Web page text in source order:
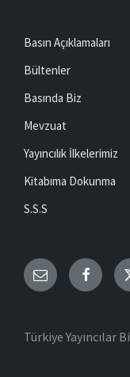
Basın Açıklamaları
Bültenler
Basında Biz
Mevzuat
Yayıncılık İlkelerimiz
Kitabıma Dokunma
S.S.S
Email
Türkiye Yayıncılar